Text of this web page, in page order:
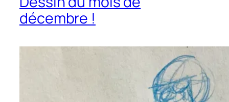
décembre !